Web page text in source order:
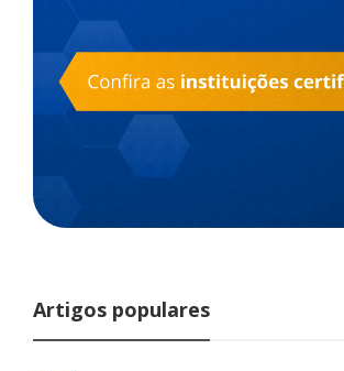
Artigos populares